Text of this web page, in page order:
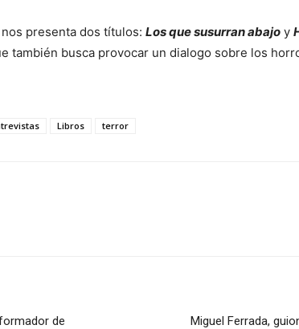
nos presenta dos títulos: Los que susurran abajo y
también busca provocar un dialogo sobre los
Libros terror
de
Miguel Ferrada,